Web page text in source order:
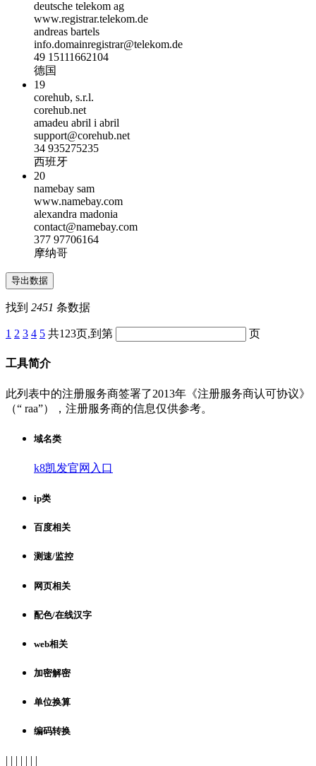
deutsche telekom ag
www.registrar.telekom.de
andreas bartels
info.domainregistrar@telekom.de
49 15111662104
德国
19
corehub, s.r.l.
corehub.net
amadeu abril i abril
support@corehub.net
34 935275235
西班牙
20
namebay sam
www.namebay.com
alexandra madonia
contact@namebay.com
377 97706164
摩纳哥
找到 2451 条数据
1 2 3 4 5 共123页,到第 页
工具简介
此列表中的注册服务商签署了2013年《注册服务商认可协议》
（“ raa”），注册服务商的信息仅供参考。
域名类
k8凯发官网入口
ip类
百度相关
测速/监控
网页相关
配色/在线汉字
web相关
加密解密
单位换算
编码转换
| | | | | | |